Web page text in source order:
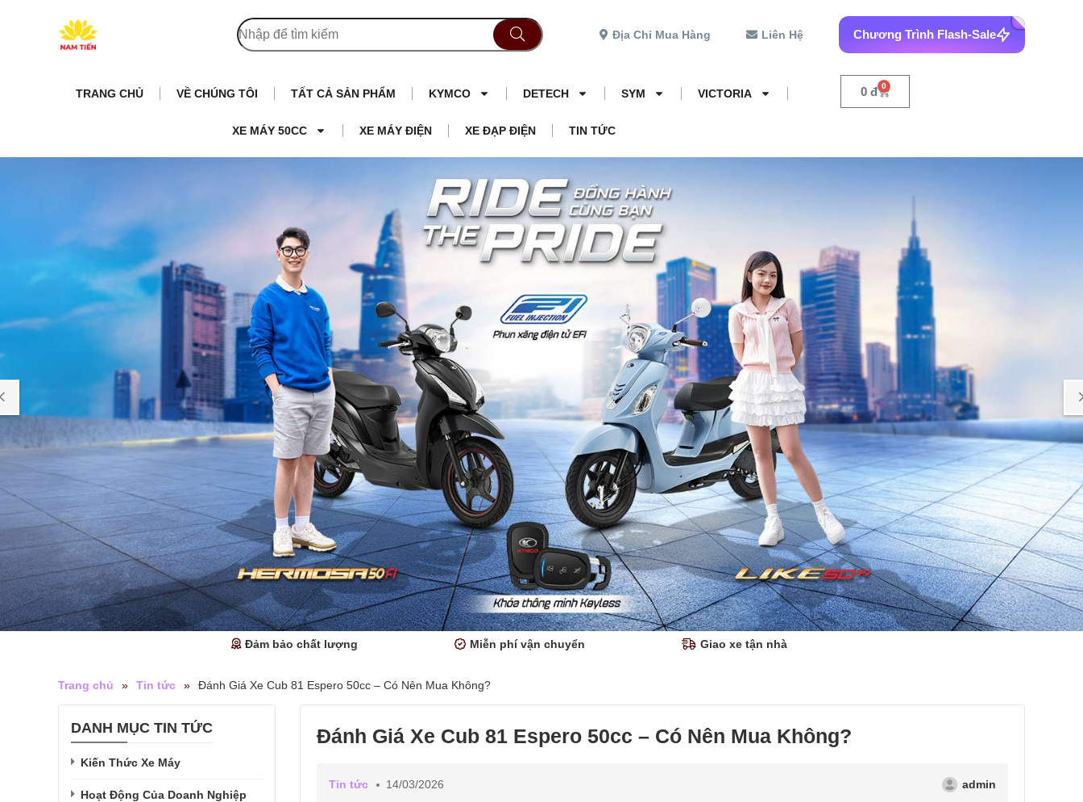
Địa Chỉ Mua Hàng Liên Hệ Chương Trình Flash-Sale
TRANG CHỦ VỀ CHÚNG TÔI TẤT CẢ SẢN PHẨM KYMCO DETECH SYM VICTORIA
XE MÁY 50CC XE MÁY ĐIỆN XE ĐẠP ĐIỆN TIN TỨC
0 đ 0
Đảm bảo chất lượng Miễn phí vận chuyển Giao xe tận nhà
Trang chủ » Tin tức » Đánh Giá Xe Cub 81 Espero 50cc – Có Nên Mua Không?
Đánh Giá Xe Cub 81 Espero 50cc – Có Nên Mua Không?
Tin tức 14/03/2026 admin
DANH MỤC TIN TỨC
Kiến Thức Xe Máy
Hoạt Động Của Doanh Nghiệp